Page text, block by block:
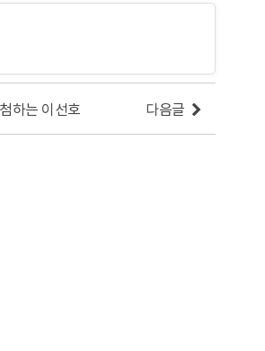
다음글
하는 이선호